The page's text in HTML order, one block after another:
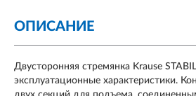
ОПИСАНИЕ
Двусторонняя стремянка Krause
эксплуатационные характеристики.